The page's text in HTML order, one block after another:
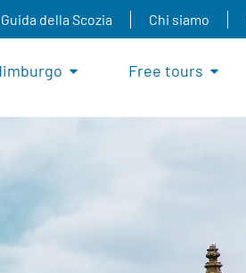
Guida della Scozia Chi siamo
Free tours